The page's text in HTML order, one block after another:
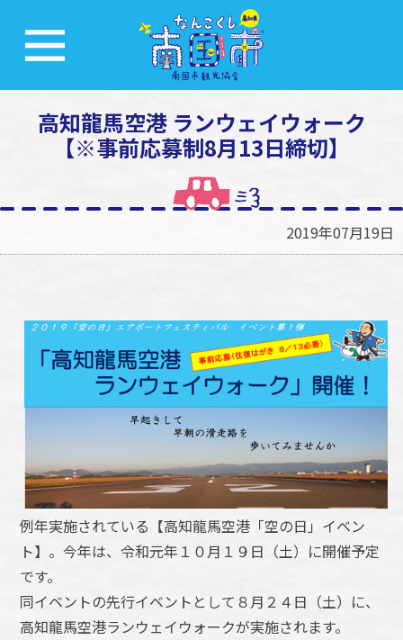
高知龍馬空港 ランウェイウォーク
【※事前応募制8月13日締切】
2019年07月19日
例年実施されている【高知龍馬空港「空の日」イベン
ト】。今年は、令和元年１０月１９日（土）に開催予定
です。
同イベントの先行イベントとして８月２４日（土）に、
高知龍馬空港ランウェイウォークが実施されます。